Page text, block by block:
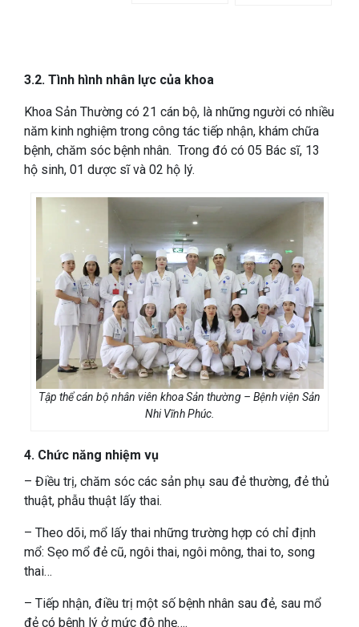
3.2. Tình hình nhân lực của khoa
Khoa Sản Thường có 21 cán bộ, là những người có nhiều
năm kinh nghiệm trong công tác tiếp nhận, khám chữa
bệnh, chăm sóc bệnh nhân. Trong đó có 05 Bác sĩ, 13
hộ sinh, 01 dược sĩ và 02 hộ lý.
Tập thể cán bộ nhân viên khoa Sản thường – Bệnh viện Sản
Nhi Vĩnh Phúc.
4. Chức năng nhiệm vụ
– Điều trị, chăm sóc các sản phụ sau đẻ thường, đẻ thủ
thuật, phẫu thuật lấy thai.
– Theo dõi, mổ lấy thai những trường hợp có chỉ định
mổ: Sẹo mổ đẻ cũ, ngôi thai, ngôi mông, thai to, song
thai…
– Tiếp nhận, điều trị một số bệnh nhân sau đẻ, sau mổ
đẻ có bệnh lý ở mức độ nhẹ….